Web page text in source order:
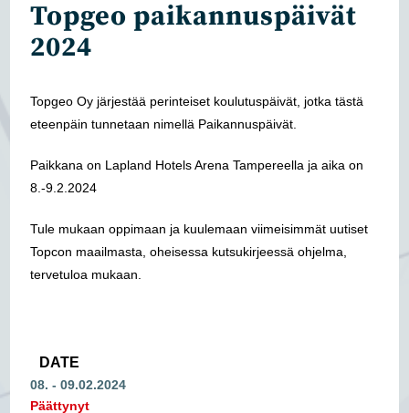
Topgeo paikannuspäivät
2024
Topgeo Oy järjestää perinteiset koulutuspäivät, jotka tästä
eteenpäin tunnetaan nimellä Paikannuspäivät.
Paikkana on Lapland Hotels Arena Tampereella ja aika on
8.-9.2.2024
Tule mukaan oppimaan ja kuulemaan viimeisimmät uutiset
Topcon maailmasta, oheisessa kutsukirjeessä ohjelma,
tervetuloa mukaan.
DATE
08. - 09.02.2024
Päättynyt